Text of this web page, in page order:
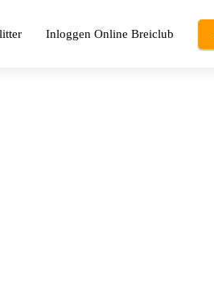
Inloggen Online Breiclub